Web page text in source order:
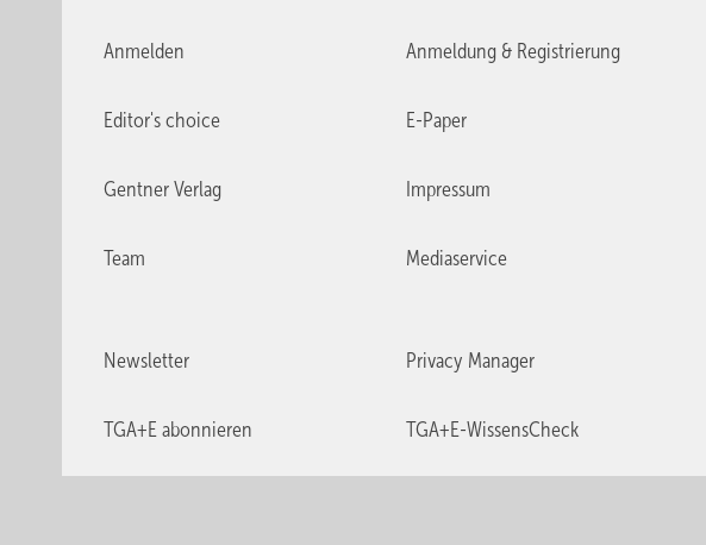
Anmelden Anmeldung & Registrierung
Editor's choice E-Paper
Gentner Verlag Impressum
Team Mediaservice
Newsletter Privacy Manager
TGA+E abonnieren TGA+E-WissensCheck